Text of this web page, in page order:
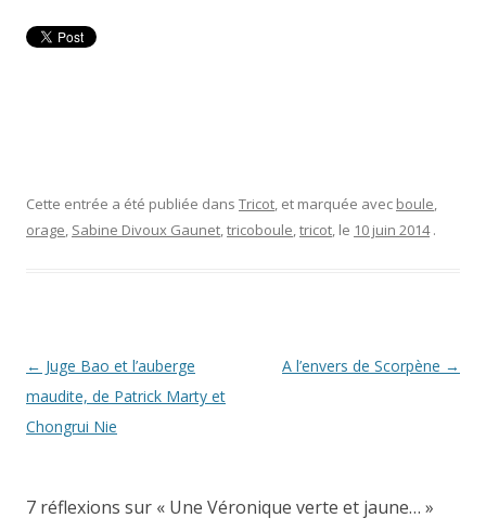
Cette entrée a été publiée dans Tricot, et marquée avec boule,
orage, Sabine Divoux Gaunet,tricoboule,tricot, le 10 juin 2014 .
Navigation
des
articles
← Juge Bao et l’auberge
maudite, de Patrick Marty et
Chongrui Nie
A l’envers de Scorpène →
7 réflexions sur « Une Véronique verte et jaune… »